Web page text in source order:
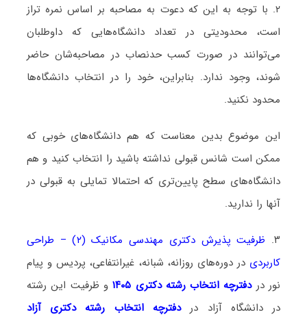
۲. با توجه به این که دعوت به مصاحبه بر اساس نمره تراز
است، محدودیتی در تعداد دانشگاه‌هایی که داوطلبان
می‌توانند در صورت کسب حدنصاب در مصاحبه‌شان حاضر
شوند، وجود ندارد. بنابراین، خود را در انتخاب دانشگاه‌ها
محدود نکنید.
این موضوع بدین معناست که هم دانشگاه‌های خوبی که
ممکن است شانس قبولی نداشته باشید را انتخاب کنید و هم
دانشگاه‌های سطح پایین‌تری که احتمالا تمایلی به قبولی در
آنها را ندارید.
۳.
ظرفیت پذیرش دکتری مهندسی مکانیک (۲) – طراحی
کاربردی در دوره‌های روزانه، شبانه، غیرانتفاعی، پردیس و پیام
نور دردفترچه انتخاب رشته دکتری ۱۴۰۵
و ظرفیت این رشته
در دانشگاه آزاد دردفترچه انتخاب رشته دکتری آزاد